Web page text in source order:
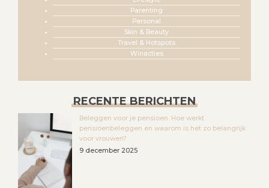
Parenting
Personal
Skin & Beauty
Travel & Hotspots
Winacties
RECENTE BERICHTEN
Beleggen voor je pensioen. Hoe werkt
pensioenbeleggen en waarom is het zo belangrijk
voor vrouwen?
9 december 2025